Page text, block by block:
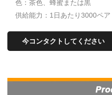
色：茶色、蜂蜜または黒
供給能力：1日あたり3000ペア
今コンタクトしてください